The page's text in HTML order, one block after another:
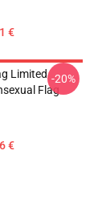
€
Limited
Flag
€
-20%